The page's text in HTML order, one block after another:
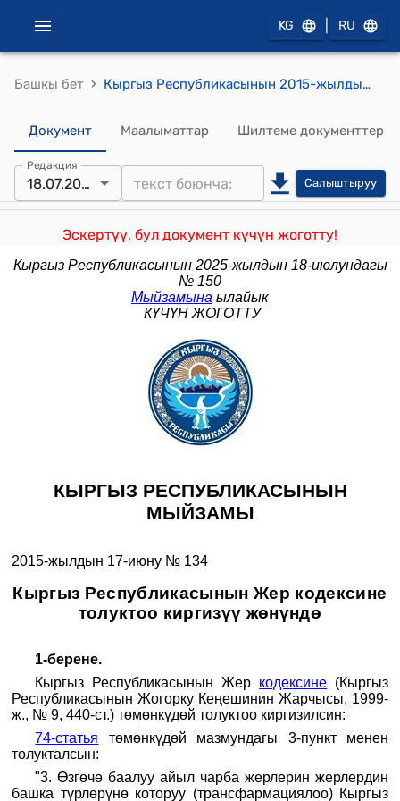
KG RU
Башкы бет › Кыргыз Республикасынын 2015-жылдын 17-июнундагы № 134 "Кыргыз Республикасынын Жер кодексине толуктоо киргизүү жөнүндө" Мыйзамы
Документ Маалыматтар Шилтеме документтер
Редакция
18.07.2025 Салыштыруу
Эскертүү, бул документ күчүн жоготту!